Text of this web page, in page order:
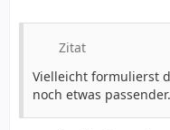
Zitat
Vielleicht formulierst
noch etwas passender.